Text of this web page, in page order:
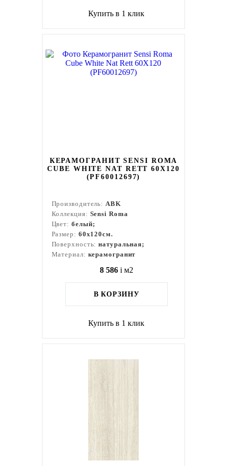
Купить в 1 клик
КЕРАМОГРАНИТ SENSI ROMA
CUBE WHITE NAT RETT 60X120
(PF60012697)
Производитель:ABK
Коллекция: Sensi Roma
Цвет: белый;
Размер: 60x120см.
Поверхность:натуральная;
Материал: керамогранит
8 586 i м2
В КОРЗИНУ
Купить в 1 клик